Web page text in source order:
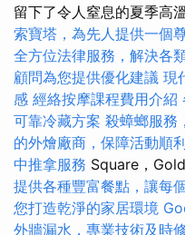
留下了令人窒息的夏季高
索寶塔，為先人提供一個
全方位法律服務，解決各
顧問為您提供優化建議 現
感 經絡按摩課程費用介紹
可靠冷藏方案 殺蟑螂服務
的外燴廠商，保障活動順
中推拿服務 Square，
提供各種豐富餐點，讓每
您打造乾淨的家居環境
外牆漏水，專業技術及時